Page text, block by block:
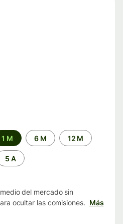
1 M 6 M 12 M
5 A
del mercado sin
ocultar las comisiones. Más